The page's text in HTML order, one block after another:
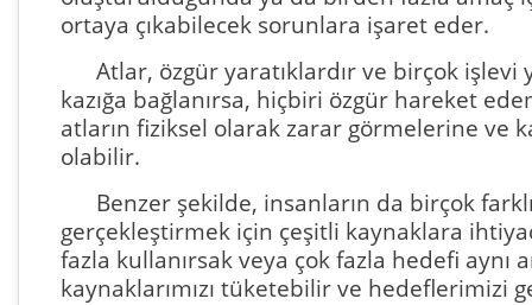
ortaya çıkabilecek sorunlara işaret eder.
Atlar, özgür yaratıklardır ve birçok
kazığa bağlanırsa, hiçbiri özgür hareket
atların fiziksel olarak zarar görmelerine ve
olabilir.
Benzer şekilde, insanların da birçok
gerçekleştirmek için çeşitli kaynaklara
fazla kullanırsak veya çok fazla hedefi aynı
kaynaklarımızı tüketebilir ve hedeflerimizi